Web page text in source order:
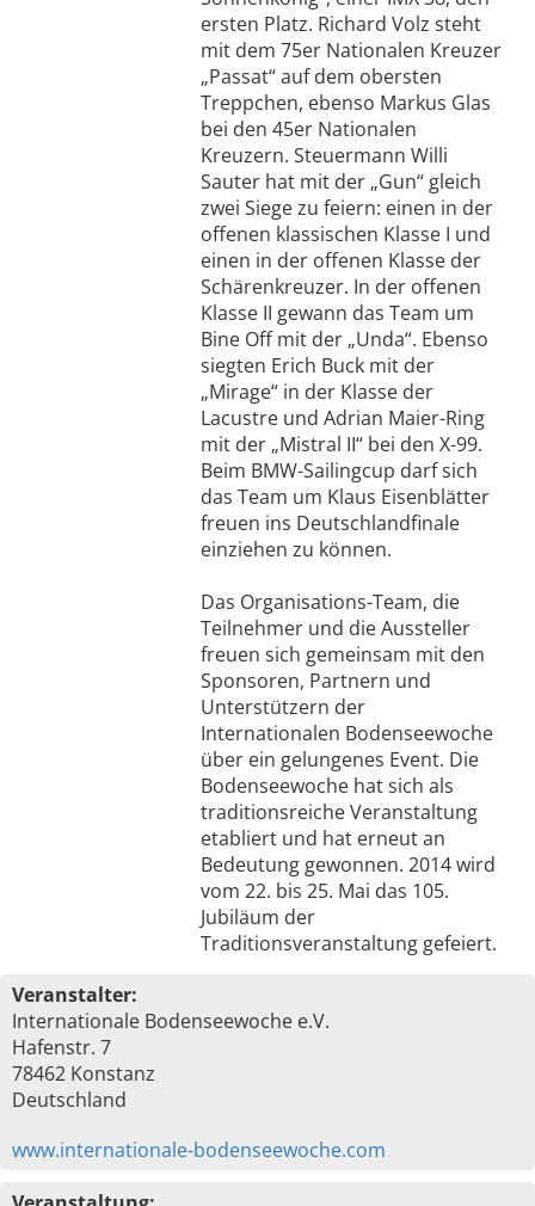
ersten Platz. Richard Volz steht
mit dem 75er Nationalen Kreuzer
„Passat“ auf dem obersten
Treppchen, ebenso Markus Glas
bei den 45er Nationalen
Kreuzern. Steuermann Willi
Sauter hat mit der „Gun“ gleich
zwei Siege zu feiern: einen in der
offenen klassischen Klasse I und
einen in der offenen Klasse der
Schärenkreuzer. In der offenen
Klasse II gewann das Team um
Bine Off mit der „Unda“. Ebenso
siegten Erich Buck mit der
„Mirage“ in der Klasse der
Lacustre und Adrian Maier-Ring
mit der „Mistral II“ bei den X-99.
Beim BMW-Sailingcup darf sich
das Team um Klaus Eisenblätter
freuen ins Deutschlandfinale
einziehen zu können.
Das Organisations-Team, die
Teilnehmer und die Aussteller
freuen sich gemeinsam mit den
Sponsoren, Partnern und
Unterstützern der
Internationalen Bodenseewoche
über ein gelungenes Event. Die
Bodenseewoche hat sich als
traditionsreiche Veranstaltung
etabliert und hat erneut an
Bedeutung gewonnen. 2014 wird
vom 22. bis 25. Mai das 105.
Jubiläum der
Traditionsveranstaltung gefeiert.
Veranstalter:
Internationale Bodenseewoche e.V.
Hafenstr. 7
78462 Konstanz
Deutschland
www.internationale-bodenseewoche.com